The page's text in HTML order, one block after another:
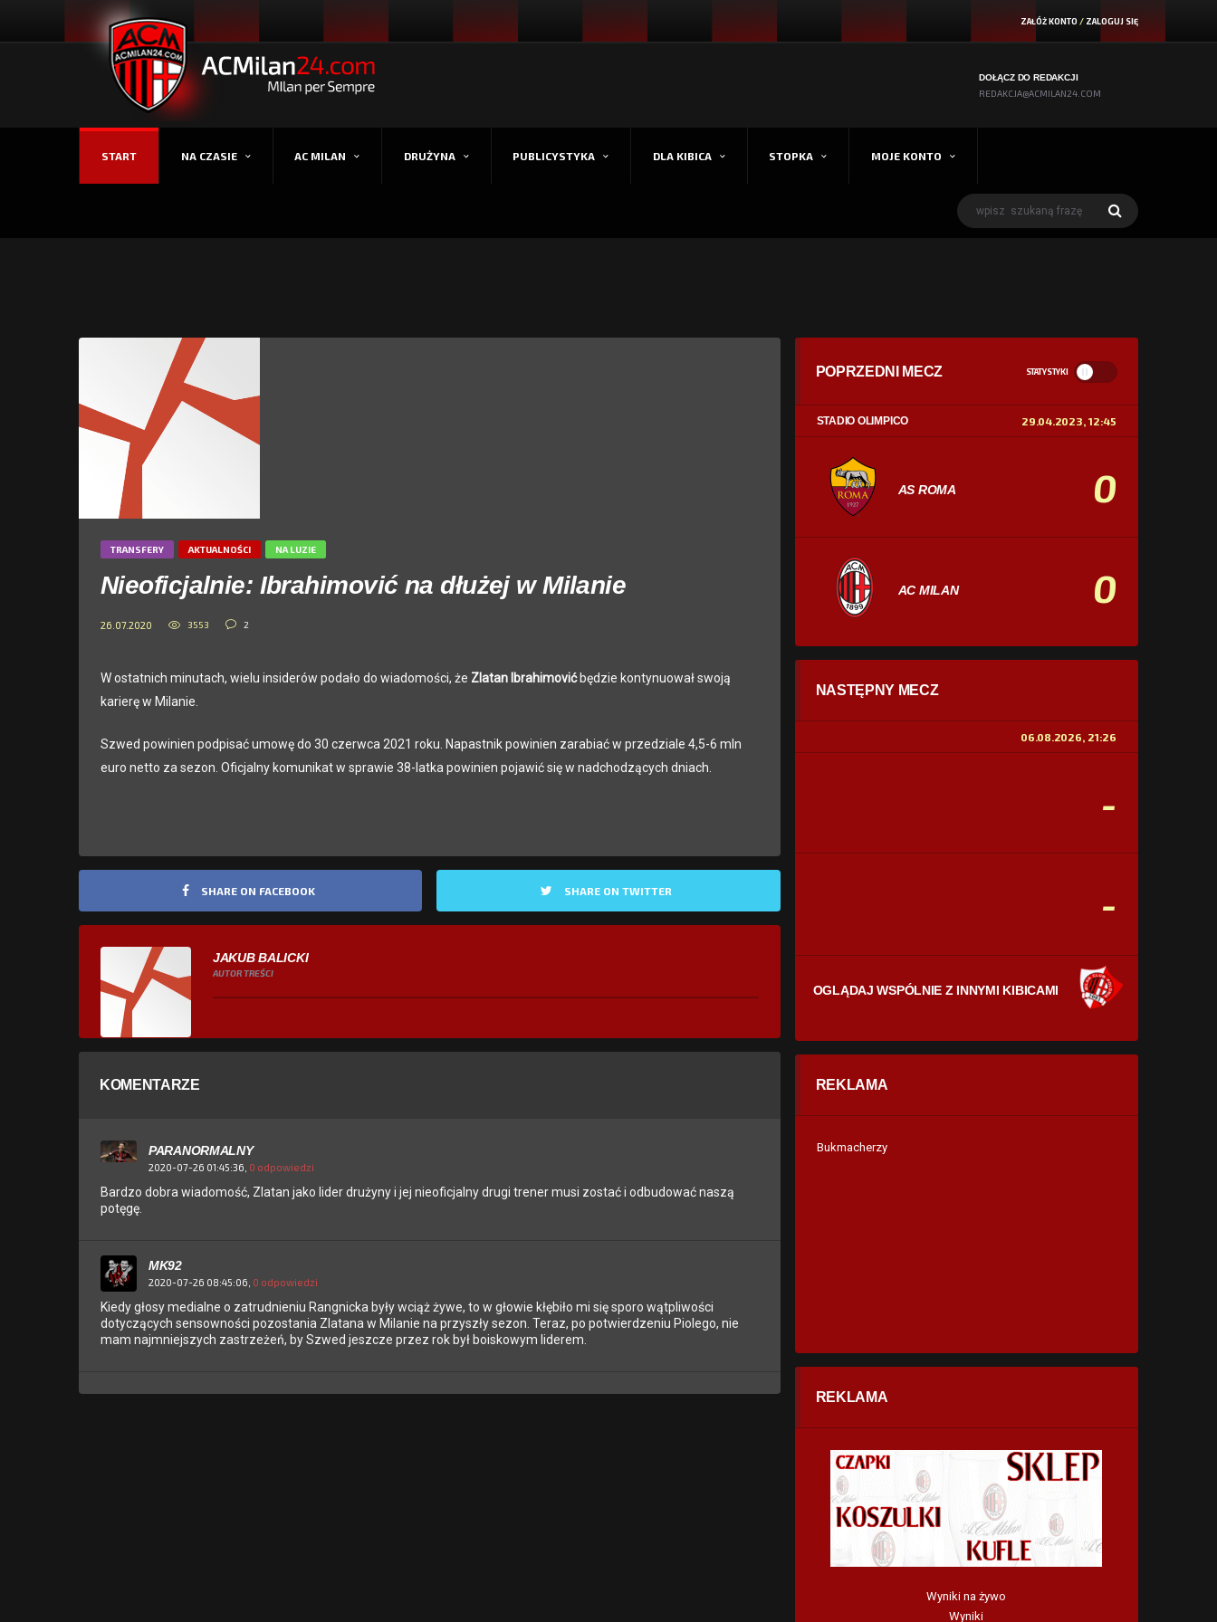
ZAŁÓŻ KONTO / ZALOGUJ SIĘ
DOŁĄCZ DO REDAKCJI
REDAKCJA@ACMILAN24.COM
START NA CZASIE AC MILAN DRUŻYNA PUBLICYSTYKA DLA KIBICA STOPKA MOJE KONTO
TRANSFERY AKTUALNOŚCI NA LUZIE
Nieoficjalnie: Ibrahimović na dłużej w Milanie
26.07.2020 3553 2
W ostatnich minutach, wielu insiderów podało do wiadomości, że Zlatan Ibrahimović będzie kontynuował swoją
karierę w Milanie.
Szwed powinien podpisać umowę do 30 czerwca 2021 roku. Napastnik powinien zarabiać w przedziale 4,5-6 mln
euro netto za sezon. Oficjalny komunikat w sprawie 38-latka powinien pojawić się w nadchodzących dniach.
SHARE ON FACEBOOK SHARE ON TWITTER
JAKUB BALICKI
AUTOR TREŚCI
KOMENTARZE
PARANORMALNY
2020-07-26 01:45:36, 0 odpowiedzi
Bardzo dobra wiadomość, Zlatan jako lider drużyny i jej nieoficjalny drugi trener musi zostać i odbudować naszą
potęgę.
MK92
2020-07-26 08:45:06, 0 odpowiedzi
Kiedy głosy medialne o zatrudnieniu Rangnicka były wciąż żywe, to w głowie kłębiło mi się sporo wątpliwości
dotyczących sensowności pozostania Zlatana w Milanie na przyszły sezon. Teraz, po potwierdzeniu Piolego, nie
mam najmniejszych zastrzeżeń, by Szwed jeszcze przez rok był boiskowym liderem.
POPRZEDNI MECZ STATYSTYKI
STADIO OLIMPICO 29.04.2023, 12:45
AS ROMA 0
AC MILAN 0
STATYSTYKI
0% 100%
NASTĘPNY MECZ
06.08.2026, 21:26
-
-
OGLĄDAJ WSPÓLNIE Z INNYMI KIBICAMI
REKLAMA
Bukmacherzy
REKLAMA
Wyniki na żywo
Wyniki